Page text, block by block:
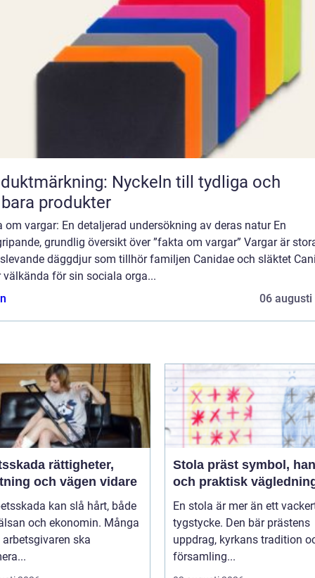
Nyckeln till tydliga och
produkter
om vargar: En detaljerad undersökning av deras natur En
grundlig översikt över ”fakta om vargar” Vargar är
däggdjur som tillhör familjen Canidae och släktet
välkända för sin sociala orga...
06 augusti
rättigheter,
och vägen vidare
kan slå hårt, både
och ekonomin. Många
ska
Stola präst symbol, hantverk
och praktisk
En stola är mer än ett
tygstycke. Den bär prästens
uppdrag, kyrkans tradition
församling...